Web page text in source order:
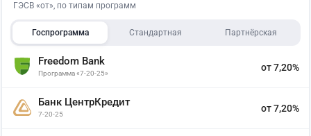
ГЭСВ «от», по типам программ
Госпрограмма Стандартная Партнёрская
Freedom Bank
Программа «7-20-25»
от 7,20%
Банк ЦентрКредит
7-20-25
от 7,20%